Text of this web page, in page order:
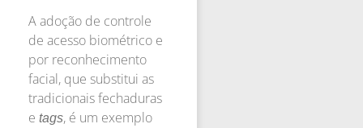
A adoção de controle
de acesso biométrico e
por reconhecimento
facial, que substitui as
tradicionais fechaduras
e tags, é um exemplo